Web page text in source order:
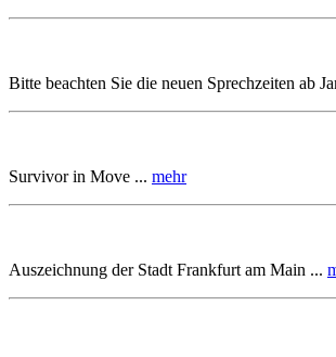
Bitte beachten Sie die neuen Sprechzeiten ab
Survivor in Move ... mehr
Auszeichnung der Stadt Frankfurt am Main ...